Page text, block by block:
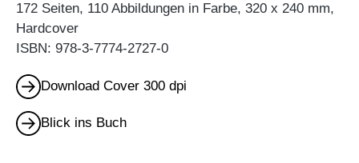
172 Seiten, 110 Abbildungen in Farbe, 320 x 240 mm,
Hardcover
ISBN: 978-3-7774-2727-0
Download Cover 300 dpi
Blick ins Buch